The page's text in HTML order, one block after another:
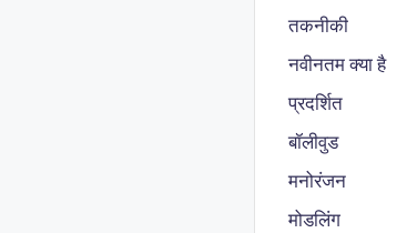
तकनीकी
नवीनतम क्या है
प्रदर्शित
बॉलीवुड
मनोरंजन
मोडलिंग